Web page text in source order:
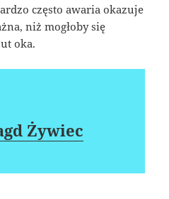
często awaria okazuje
niż mogłoby się
oka.
Żywiec